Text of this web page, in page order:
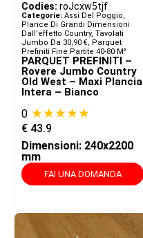
Codies: roJcxw5tjf
Categorie: Assi Del Poggio,
Plance Di Grandi Dimensioni
Dall'effetto Country, Tavolati
Jumbo Da 30,90 €, Parquet
Prefiniti Fine Partite 40-80 M²
PARQUET PREFINITI –
Rovere Jumbo Country
Old West – Maxi Plancia
Intera – Bianco
0 ★★★★★
€ 43.9
Dimensioni: 240x2200
mm
FAI UNA DOMANDA